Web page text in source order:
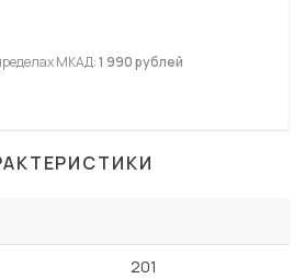
МКАД:1 990 рублей
201